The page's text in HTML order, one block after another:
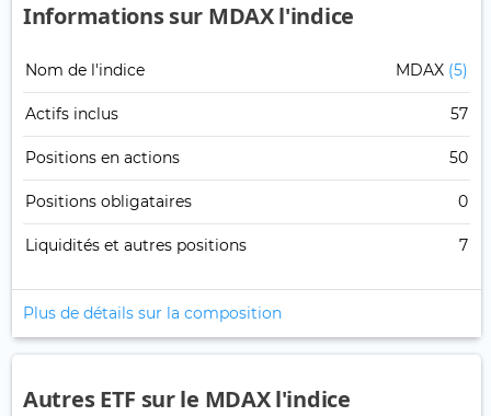
Informations sur MDAX l'indice
Nom de l'indice MDAX (5)
Actifs inclus 57
Positions en actions 50
Positions obligataires 0
Liquidités et autres positions 7
Plus de détails sur la composition
Autres ETF sur le MDAX l'indice